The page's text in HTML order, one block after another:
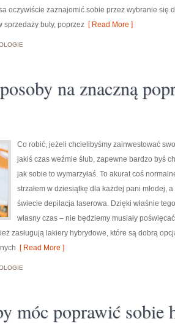
oczywiście zaznajomić sobie przez wybranie się
sprzedaży buty, poprzez [ Read More ]
na znaczną
Co robić, jeżeli chcielibyśmy zainwestować
jakiś czas weźmie ślub, zapewne bardzo byś
jak sobie to wymarzyłaś. To akurat coś
strzałem w dziesiątkę dla każdej pani młodej,
świecie depilacja laserowa. Dzięki właśnie
własny czas – nie będziemy musiały
zasługują lakiery hybrydowe, które są dobrą
[ Read More ]
móc poprawić sobie